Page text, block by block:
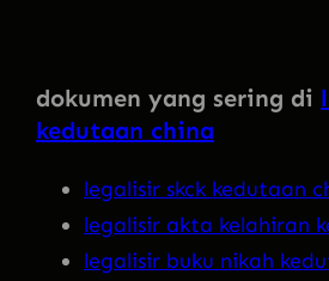
dokumen yang sering di
kedutaan china
legalisir skck kedutaan
legalisir akta kelahiran
legalisir buku nikah